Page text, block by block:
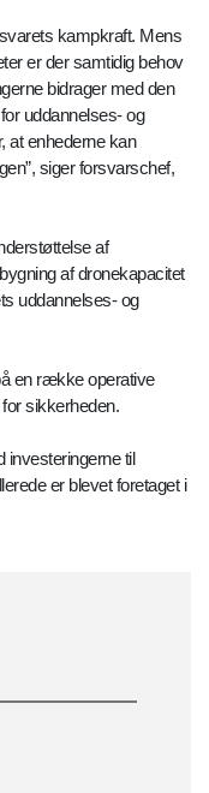
kampkraft. Mens
er der samtidig behov
bidrager med den
uddannelses- og
at enhederne kan
siger forsvarschef,
af
af dronekapacitet
uddannelses- og
en række operative
sikkerheden.
til
er blevet foretaget i